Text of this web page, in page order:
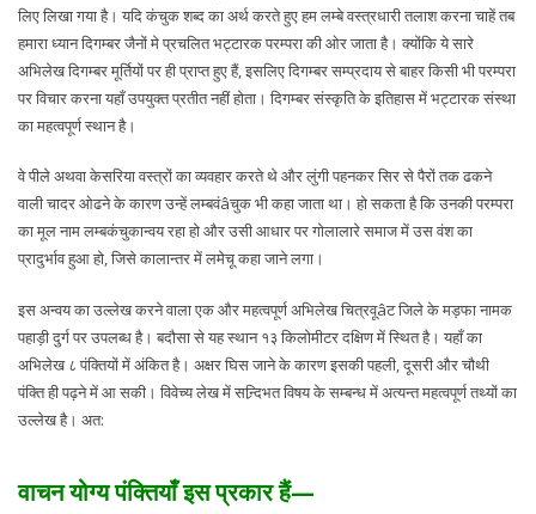
लिए लिखा गया है। यदि कंचुक शब्द का अर्थ करते हुए हम लम्बे वस्त्रधारी तलाश करना चाहें तब
हमारा ध्यान दिगम्बर जैनों मे प्रचलित भट्टारक परम्परा की ओर जाता है। क्योंकि ये सारे
अभिलेख दिगम्बर मूर्तियों पर ही प्राप्त हुए हैं, इसलिए दिगम्बर सम्प्रदाय से बाहर किसी भी परम्परा
पर विचार करना यहाँ उपयुक्त प्रतीत नहीं होता। दिगम्बर संस्कृति के इतिहास में भट्टारक संस्था
का महत्वपूर्ण स्थान है।
वे पीले अथवा केसरिया वस्त्रों का व्यवहार करते थे और लुंगी पहनकर सिर से पैरों तक ढकने
वाली चादर ओढने के कारण उन्हें लम्बवंâचुक भी कहा जाता था। हो सकता है कि उनकी परम्परा
का मूल नाम लम्बकंचुकान्वय रहा हो और उसी आधार पर गोलालारे समाज में उस वंश का
प्रादुर्भाव हुआ हो, जिसे कालान्तर में लमेचू कहा जाने लगा।
इस अन्वय का उल्लेख करने वाला एक और महत्वपूर्ण अभिलेख चित्रवूâट जिले के मड़फा नामक
पहाड़ी दुर्ग पर उपलब्ध है। बदौसा से यह स्थान १३ किलोमीटर दक्षिण में स्थित है। यहाँ का
अभिलेख ८ पंक्तियों में अंकित है। अक्षर घिस जाने के कारण इसकी पहली, दूसरी और चौथी
पंक्ति ही पढ़ने में आ सकी। विवेच्य लेख में सन्र्दिभत विषय के सम्बन्ध में अत्यन्त महत्वपूर्ण तथ्यों का
उल्लेख है। अत:
वाचन योग्य पंक्तियाँ इस प्रकार हैं—